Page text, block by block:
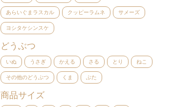
あらいぐまラスカル クッピーラムネ サメーズ
ヨシタケシンスケ
どうぶつ
いぬ うさぎ かえる さる とり ねこ
その他のどうぶつ くま ぶた
商品サイズ